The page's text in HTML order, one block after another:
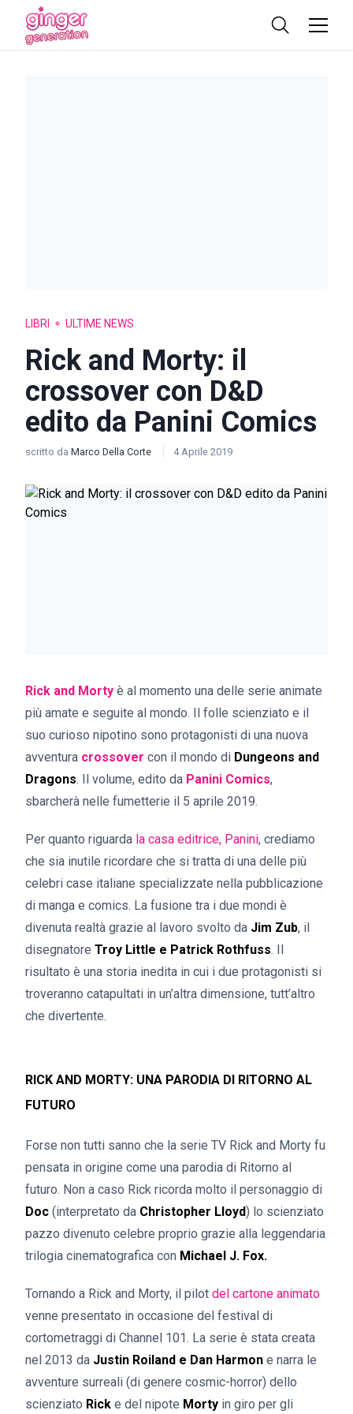
LIBRI ULTIME NEWS
Rick and Morty: il
crossover con D&D
edito da Panini Comics
scritto da Marco Della Corte 4 Aprile 2019
Rick and Morty è al momento una delle serie animate
più amate e seguite al mondo. Il folle scienziato e il
suo curioso nipotino sono protagonisti di una nuova
avventura crossover con il mondo di Dungeons and
Dragons. Il volume, edito da Panini Comics,
sbarcherà nelle fumetterie il 5 aprile 2019.
Per quanto riguarda la casa editrice, Panini, crediamo
che sia inutile ricordare che si tratta di una delle più
celebri case italiane specializzate nella pubblicazione
di manga e comics. La fusione tra i due mondi è
divenuta realtà grazie al lavoro svolto da Jim Zub, il
disegnatore Troy Little e Patrick Rothfuss. Il
risultato è una storia inedita in cui i due protagonisti si
troveranno catapultati in un’altra dimensione, tutt’altro
che divertente.
RICK AND MORTY: UNA PARODIA DI RITORNO AL
FUTURO
Forse non tutti sanno che la serie TV Rick and Morty fu
pensata in origine come una parodia di Ritorno al
futuro. Non a caso Rick ricorda molto il personaggio di
Doc (interpretato da Christopher Lloyd) lo scienziato
pazzo divenuto celebre proprio grazie alla leggendaria
trilogia cinematografica con Michael J. Fox.
Tornando a Rick and Morty, il pilot del cartone animato
venne presentato in occasione del festival di
cortometraggi di Channel 101. La serie è stata creata
nel 2013 da Justin Roiland e Dan Harmon e narra le
avventure surreali (di genere cosmic-horror) dello
scienziato Rick e del nipote Morty in giro per gli